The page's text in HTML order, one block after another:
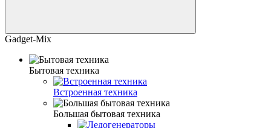
Gadget-Mix
Бытовая техника
Встроенная техника
Большая бытовая техника